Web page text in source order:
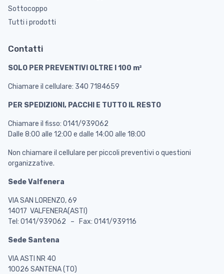
Sottocoppo
Tutti i prodotti
Contatti
SOLO PER PREVENTIVI OLTRE I 100 m²
Chiamare il cellulare: 340 7184659
PER SPEDIZIONI, PACCHI E TUTTO IL RESTO
Chiamare il fisso: 0141/939062
Dalle 8:00 alle 12:00 e dalle 14:00 alle 18:00
Non chiamare il cellulare per piccoli preventivi o questioni
organizzative.
Sede Valfenera
VIA SAN LORENZO, 69
14017 VALFENERA(ASTI)
Tel: 0141/939062 – Fax: 0141/939116
Sede Santena
VIA ASTI NR 40
10026 SANTENA (TO)